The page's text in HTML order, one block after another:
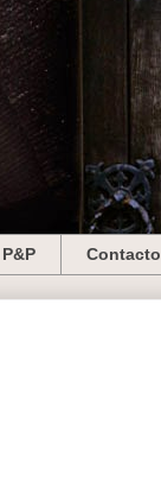
P&P Contacto